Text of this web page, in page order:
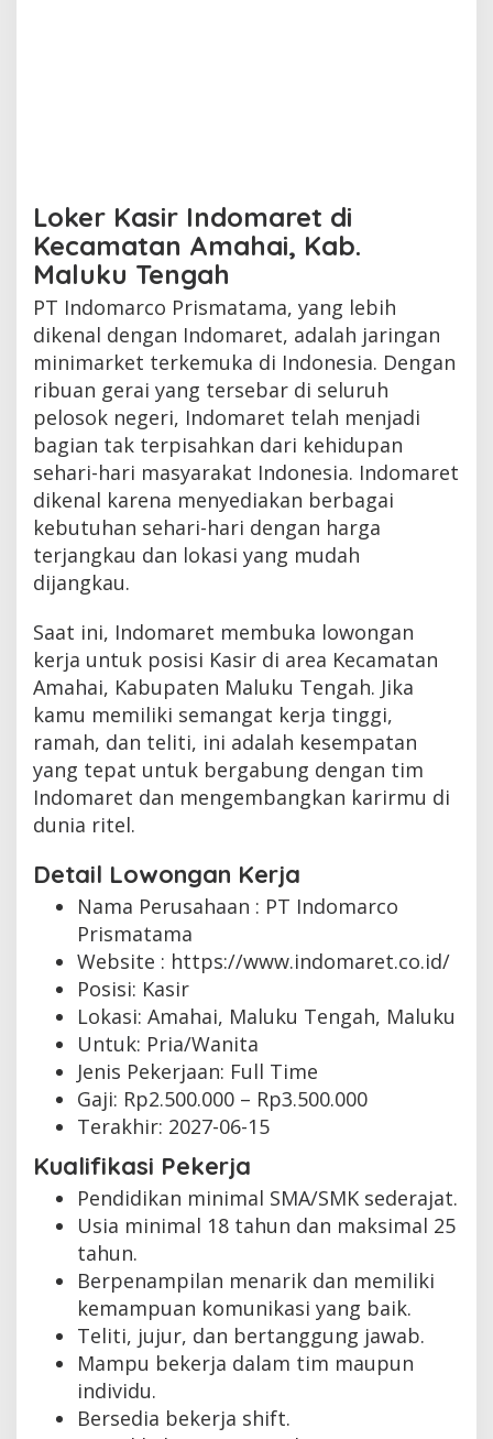
Loker Kasir Indomaret di
Kecamatan Amahai, Kab.
Maluku Tengah
PT Indomarco Prismatama, yang lebih
dikenal dengan Indomaret, adalah jaringan
minimarket terkemuka di Indonesia. Dengan
ribuan gerai yang tersebar di seluruh
pelosok negeri, Indomaret telah menjadi
bagian tak terpisahkan dari kehidupan
sehari-hari masyarakat Indonesia. Indomaret
dikenal karena menyediakan berbagai
kebutuhan sehari-hari dengan harga
terjangkau dan lokasi yang mudah
dijangkau.
Saat ini, Indomaret membuka lowongan
kerja untuk posisi Kasir di area Kecamatan
Amahai, Kabupaten Maluku Tengah. Jika
kamu memiliki semangat kerja tinggi,
ramah, dan teliti, ini adalah kesempatan
yang tepat untuk bergabung dengan tim
Indomaret dan mengembangkan karirmu di
dunia ritel.
Detail Lowongan Kerja
Nama Perusahaan : PT Indomarco
Prismatama
Website : https://www.indomaret.co.id/
Posisi: Kasir
Lokasi: Amahai, Maluku Tengah, Maluku
Untuk: Pria/Wanita
Jenis Pekerjaan: Full Time
Gaji: Rp2.500.000 – Rp3.500.000
Terakhir: 2027-06-15
Kualifikasi Pekerja
Pendidikan minimal SMA/SMK sederajat.
Usia minimal 18 tahun dan maksimal 25
tahun.
Berpenampilan menarik dan memiliki
kemampuan komunikasi yang baik.
Teliti, jujur, dan bertanggung jawab.
Mampu bekerja dalam tim maupun
individu.
Bersedia bekerja shift.